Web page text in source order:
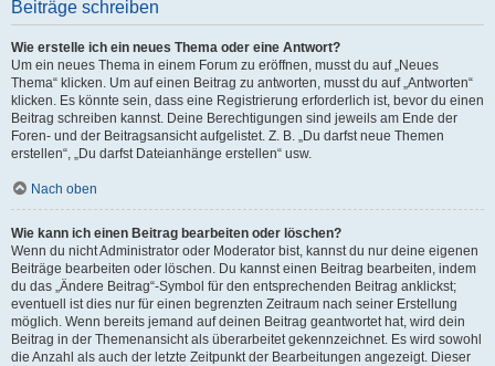
Beiträge schreiben
Wie erstelle ich ein neues Thema oder eine Antwort?
Um ein neues Thema in einem Forum zu eröffnen, musst du auf „Neues
Thema“ klicken. Um auf einen Beitrag zu antworten, musst du auf „Antworten“
klicken. Es könnte sein, dass eine Registrierung erforderlich ist, bevor du einen
Beitrag schreiben kannst. Deine Berechtigungen sind jeweils am Ende der
Foren- und der Beitragsansicht aufgelistet. Z. B. „Du darfst neue Themen
erstellen“, „Du darfst Dateianhänge erstellen“ usw.
Nach oben
Wie kann ich einen Beitrag bearbeiten oder löschen?
Wenn du nicht Administrator oder Moderator bist, kannst du nur deine eigenen
Beiträge bearbeiten oder löschen. Du kannst einen Beitrag bearbeiten, indem
du das „Ändere Beitrag“-Symbol für den entsprechenden Beitrag anklickst;
eventuell ist dies nur für einen begrenzten Zeitraum nach seiner Erstellung
möglich. Wenn bereits jemand auf deinen Beitrag geantwortet hat, wird dein
Beitrag in der Themenansicht als überarbeitet gekennzeichnet. Es wird sowohl
die Anzahl als auch der letzte Zeitpunkt der Bearbeitungen angezeigt. Dieser